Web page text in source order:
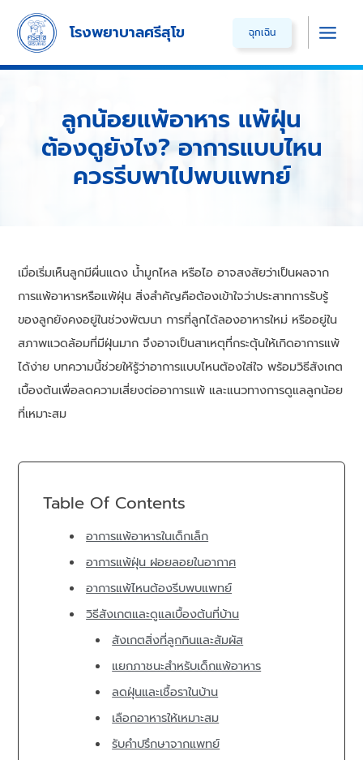
content
โรงพยาบาลศรีสุโข ฉุกเฉิน
Main
ลูกน้อยแพ้อาหาร แพ้ฝุ่น
ต้องดูยังไง? อาการแบบไหน
ควรรีบพาไปพบแพทย์
เมื่อเริ่มเห็นลูกมีผื่นแดง น้ำมูกไหล หรือไอ อาจสงสัยว่าเป็นผลจาก
การแพ้อาหารหรือแพ้ฝุ่น สิ่งสำคัญคือต้องเข้าใจว่าประสาทการรับรู้
ของลูกยังคงอยู่ในช่วงพัฒนา การที่ลูกได้ลองอาหารใหม่ หรืออยู่ใน
สภาพแวดล้อมที่มีฝุ่นมาก จึงอาจเป็นสาเหตุที่กระตุ้นให้เกิดอาการแพ้
ได้ง่าย บทความนี้ช่วยให้รู้ว่าอาการแบบไหนต้องใส่ใจ พร้อมวิธีสังเกต
เบื้องต้นเพื่อลดความเสี่ยงต่ออาการแพ้ และแนวทางการดูแลลูกน้อย
ที่เหมาะสม
Table Of Contents
อาการแพ้อาหารในเด็กเล็ก
อาการแพ้ฝุ่น ฝอยลอยในอากาศ
อาการแพ้ไหนต้องรีบพบแพทย์
วิธีสังเกตและดูแลเบื้องต้นที่บ้าน
สังเกตสิ่งที่ลูกกินและสัมผัส
แยกภาชนะสำหรับเด็กแพ้อาหาร
ลดฝุ่นและเชื้อราในบ้าน
เลือกอาหารให้เหมาะสม
รับคำปรึกษาจากแพทย์